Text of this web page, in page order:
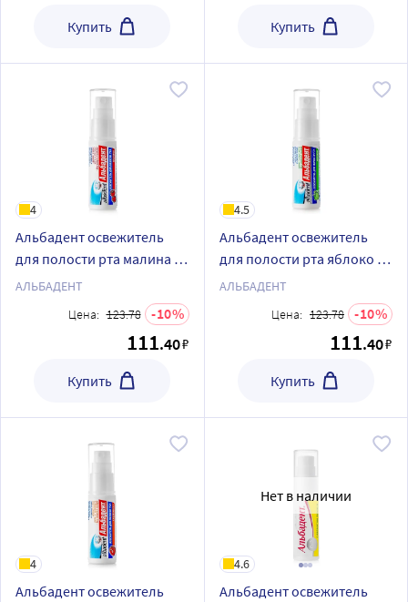
Купить Купить
4
Альбадент освежитель
для полости рта малина 10
мл спрей
АЛЬБАДЕНТ
Цена: 123.78 10
111.40₽
Купить
4.5
Альбадент освежитель
для полости рта яблоко 10
мл спрей
АЛЬБАДЕНТ
Цена: 123.78 10
111.40₽
Купить
4
Альбадент освежитель
Нет в наличии
4.6
Альбадент освежитель